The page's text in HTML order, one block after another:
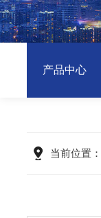
产品中心
当前位置：